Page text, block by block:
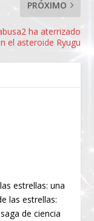
PRÓXIMO
ha aterrizado
el asteroide Ryugu
estrellas: una
las estrellas:
de ciencia